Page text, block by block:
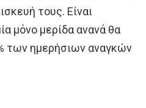
τους. Είναι
μόνο μερίδα ανανά θα
των ημερήσιων αναγκών